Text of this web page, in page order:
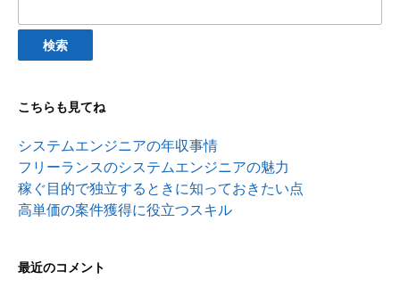
こちらも見てね
システムエンジニアの年収事情
フリーランスのシステムエンジニアの魅力
稼ぐ目的で独立するときに知っておきたい点
高単価の案件獲得に役立つスキル
最近のコメント